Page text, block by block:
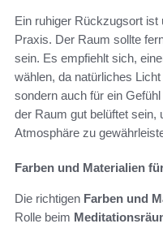
Ein ruhiger Rückzugsort
Praxis. Der Raum sollte
sein. Es empfiehlt sich,
wählen, da natürliches
sondern auch für ein
der Raum gut belüftet sein,
Atmosphäre zu
Farben und Materialien
Die richtigen Farben und
Rolle beim